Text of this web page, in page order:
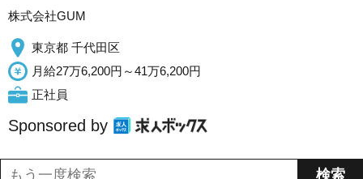
株式会社GUM
東京都 千代田区
月給27万6,200円～41万6,200円
正社員
Sponsored by